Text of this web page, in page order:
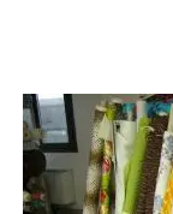
地
店